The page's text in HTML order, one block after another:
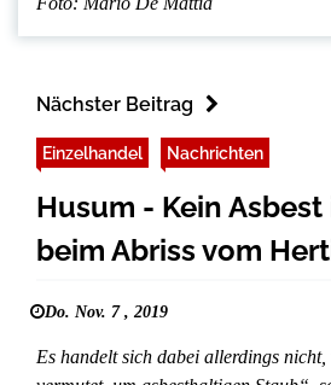
Nächster Beitrag
Einzelhandel Nachrichten
Husum - Kein
beim Abriss vom
Do. Nov. 7 , 2019
Es handelt sich dabei allerdings